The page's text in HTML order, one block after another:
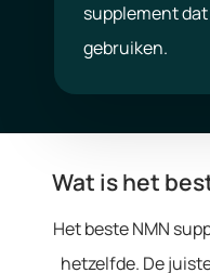
supplement
gebruiken.
Wat is het
Het beste NMN
hetzelfde. De